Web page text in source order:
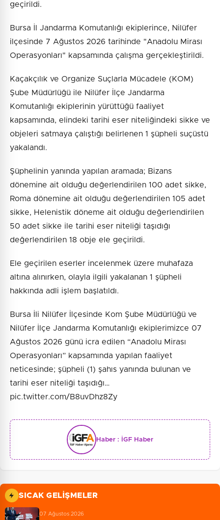
geçirildi.
Bursa İl Jandarma Komutanlığı ekiplerince, Nilüfer
ilçesinde 7 Ağustos 2026 tarihinde "Anadolu Mirası
Operasyonları" kapsamında çalışma gerçekleştirildi.
Kaçakçılık ve Organize Suçlarla Mücadele (KOM)
Şube Müdürlüğü ile Nilüfer İlçe Jandarma
Komutanlığı ekiplerinin yürüttüğü faaliyet
kapsamında, elindeki tarihi eser niteliğindeki sikke ve
objeleri satmaya çalıştığı belirlenen 1 şüpheli suçüstü
yakalandı.
Şüphelinin yanında yapılan aramada; Bizans
dönemine ait olduğu değerlendirilen 100 adet sikke,
Roma dönemine ait olduğu değerlendirilen 105 adet
sikke, Helenistik döneme ait olduğu değerlendirilen
50 adet sikke ile tarihi eser niteliği taşıdığı
değerlendirilen 18 obje ele geçirildi.
Ele geçirilen eserler incelenmek üzere muhafaza
altına alınırken, olayla ilgili yakalanan 1 şüpheli
hakkında adli işlem başlatıldı.
Bursa İli Nilüfer İlçesinde Kom Şube Müdürlüğü ve
Nilüfer İlçe Jandarma Komutanlığı ekiplerimizce 07
Ağustos 2026 günü icra edilen “Anadolu Mirası
Operasyonları” kapsamında yapılan faaliyet
neticesinde; şüpheli (1) şahıs yanında bulunan ve
tarihi eser niteliği taşıdığı…
pic.twitter.com/B8uvDhz8Zy
Haber : İGF Haber
SICAK GELIŞMELER
07 Ağustos 2026